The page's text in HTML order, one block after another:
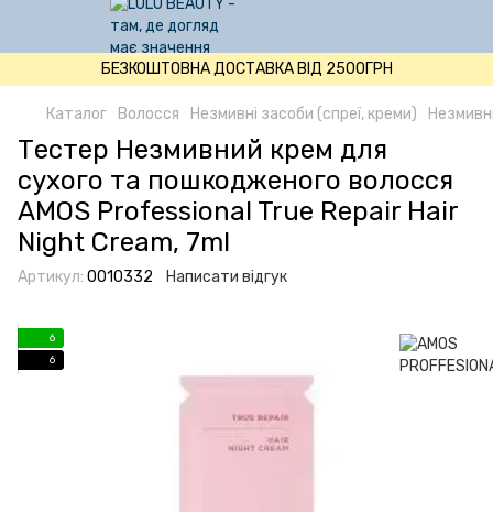
БЕЗКОШТОВНА ДОСТАВКА ВІД 2500ГРН
Каталог Волосся Незмивні засоби (спреї, креми)
Тестер Незмивний крем для
сухого та пошкодженого волосся
AMOS Professional True Repair Hair
Night Cream, 7ml
Артикул: 0010332 Написати відгук
6
6